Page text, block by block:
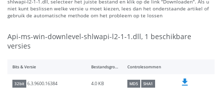
shlwapi-l2-1-1.dll, selecteer het juiste bestand en klik op de link "Downloaden". Als u
niet kunt beslissen welke versie u moet kiezen, lees dan het onderstaande artikel of
gebruik de automatische methode om het probleem op te lossen
Api-ms-win-downlevel-shlwapi-l2-1-1.dll, 1 beschikbare
versies
Bits & Versie Bestandsgrootte Controlesommen
32bit 6.3.9600.16384 4.0 KB MD5 SHA1